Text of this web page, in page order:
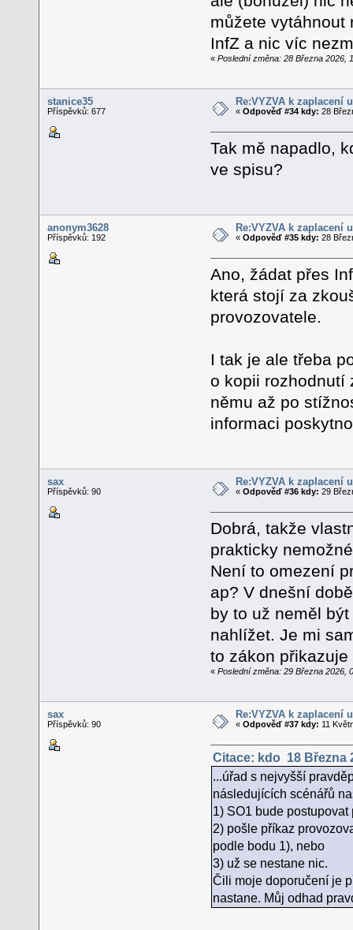
můžete vytáhnout
InfZ a nic víc
« Poslední změna: 28 Března 2026,
stanice35
Příspěvků: 677
Re:VÝZVA k zaplacení
«Odpověď #34 kdy: 28
Tak mě napadlo,
ve spisu?
anonym3628
Příspěvků: 192
Re:VÝZVA k zaplacení
«Odpověď #35 kdy: 28
Ano, žádat přes
která stojí za
provozovatele.
I tak je ale třeba
o kopii rozhodnutí
němu až po
informaci
sax
Příspěvků: 90
Re:VÝZVA k zaplacení
«Odpověď #36 kdy: 29
Dobrá, takže
prakticky
Není to omezení
ap? V dnešní
by to už neměl
nahlížet. Je mi
to zákon
« Poslední změna: 29 Března 2026,
sax
Příspěvků: 90
Re:VÝZVA k zaplacení
«Odpověď #37 kdy: 11
Citace: kdo 18 Března
...úřad s nejvyšší
následujících scénářů
1) SO1 bude
2) pošle příkaz
podle bodu 1), nebo
3) už se nestane nic.
Čili moje doporučení je
nastane. Můj odhad